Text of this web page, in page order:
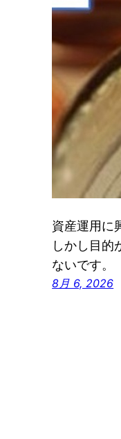
資産運用に
しかし目的
ないです。
8月 6, 2026